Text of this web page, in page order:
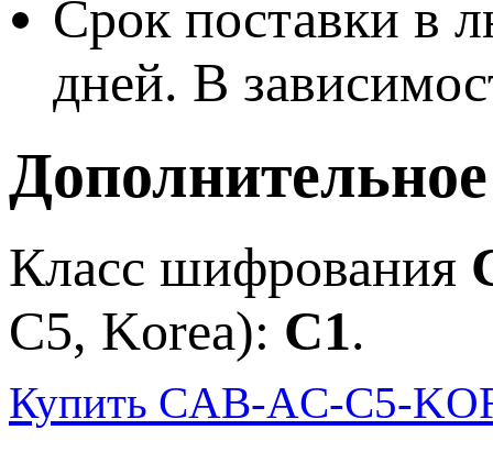
Срок поставки в
дней. В
Класс шифрования
C5, Korea): C1.
Купить CAB-AC-C5-